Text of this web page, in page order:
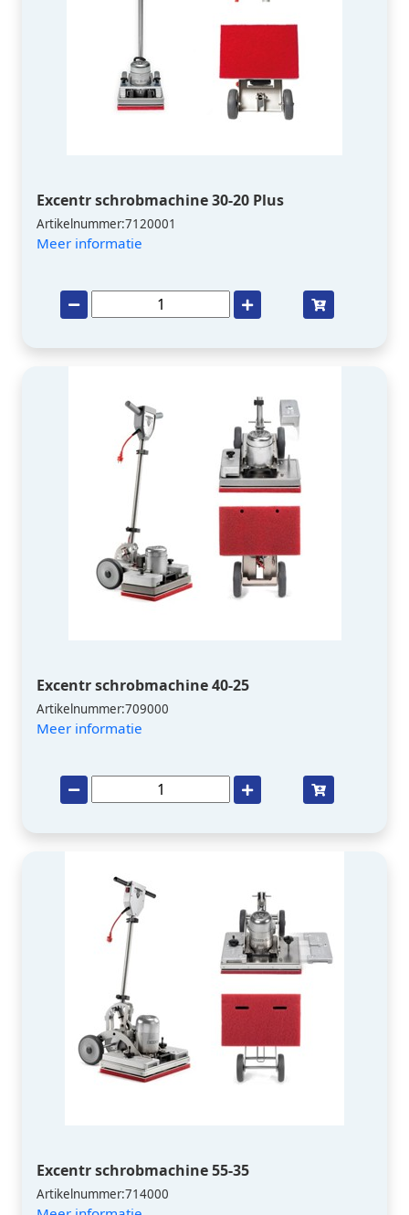
Excentr schrobmachine 30-20 Plus
Artikelnummer:7120001
Meer informatie
Excentr schrobmachine 40-25
Artikelnummer:709000
Meer informatie
Excentr schrobmachine 55-35
Artikelnummer:714000